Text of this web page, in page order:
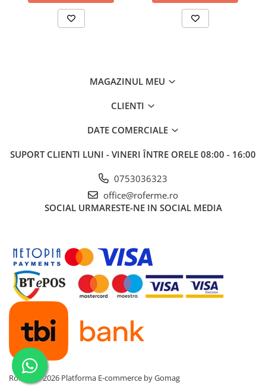
MAGAZINUL MEU
CLIENTI
DATE COMERCIALE
SUPORT CLIENTI LUNI - VINERI ÎNTRE ORELE 08:00 - 16:00
0753036323
office@roferme.ro
SOCIAL URMARESTE-NE IN SOCIAL MEDIA
RoFerme 2026 Platforma E-commerce by Gomag